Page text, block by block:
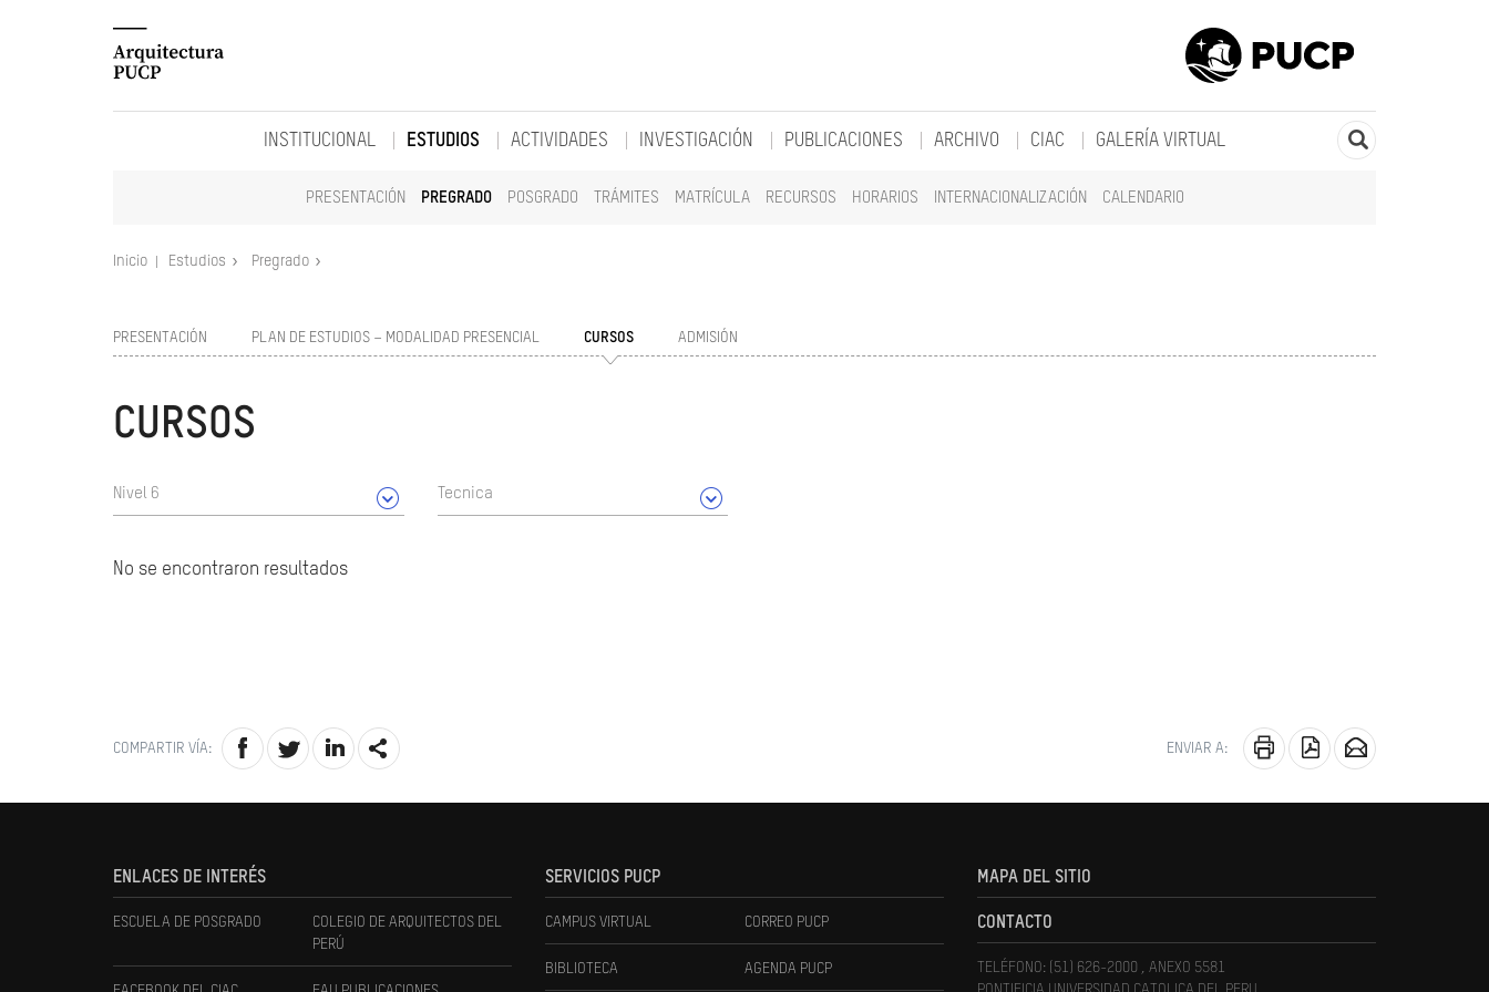
INSTITUCIONAL ESTUDIOS
PRESENTACIÓN PREGRADO POSGRADO TRÁMITES MATRÍCULA RECURSOS HORARIOS INTERNACIONALIZACIÓN CALENDARIO
ACTIVIDADES INVESTIGACIÓN PUBLICACIONES ARCHIVO CIAC GALERÍA VIRTUAL
Inicio Estudios Pregrado
PRESENTACIÓN PLAN DE ESTUDIOS – MODALIDAD PRESENCIAL CURSOS ADMISIÓN
CURSOS
Nivel 6 Tecnica
No se encontraron resultados
COMPARTIR VÍA: ENVIAR A:
ENLACES DE INTERÉS
ESCUELA DE POSGRADO
COLEGIO DE ARQUITECTOS DEL
PERÚ
SERVICIOS PUCP
CAMPUS VIRTUAL CORREO PUCP
BIBLIOTECA AGENDA PUCP
MAPA DEL SITIO
CONTACTO
TELÉFONO: (51) 626-2000 , ANEXO 5581